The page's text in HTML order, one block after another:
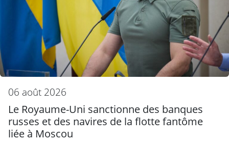
06 août 2026
Le Royaume-Uni sanctionne des banques
russes et des navires de la flotte fantôme
liée à Moscou